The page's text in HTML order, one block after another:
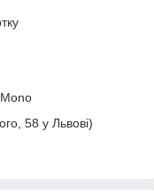
Mono
58 у Львові)